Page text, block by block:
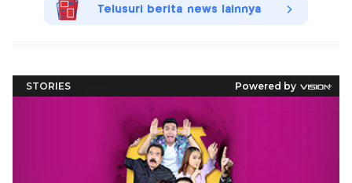
Telusuri berita news lainnya